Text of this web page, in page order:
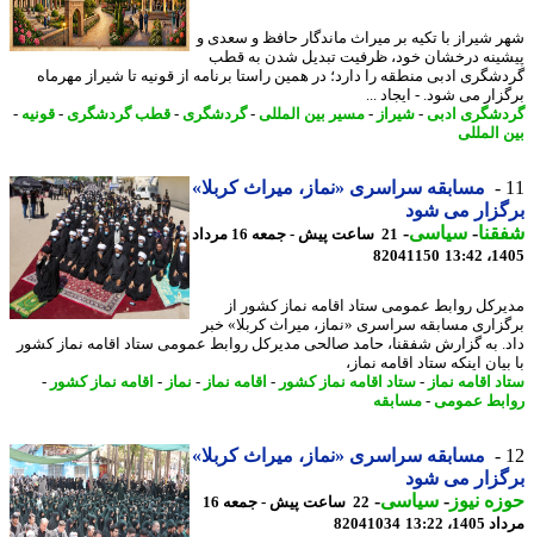
شیراز با تکیه بر میراث ماندگار حافظ و سعدی و
درخشان خود، ظرفیت تبدیل شدن به قطب
ادبی منطقه را دارد؛ در همین راستا برنامه از قونیه تا شیراز مهرماه
می شود. - ایجاد ...
ادبی -شیراز- مسیر بین المللی-گردشگری- قطب گردشگری- قونیه-
المللی
مسابقه سراسری «نماز، میراث کربلا»
می شود
-سیاسی-
21 ساعت پیش - جمعه 16 مرداد
82041150
روابط عمومی ستاد اقامه نماز کشور از
مسابقه سراسری «نماز، میراث کربلا» خبر
به گزارش شفقنا، حامد صالحی مدیرکل روابط عمومی ستاد اقامه نماز کشور
اینکه ستاد اقامه نماز،
اقامه نماز -ستاد اقامه نماز کشور-اقامه نماز -نماز -اقامه نماز کشور-
عمومی-مسابقه
مسابقه سراسری «نماز، میراث کربلا»
می شود
نیوز-سیاسی-
22 ساعت پیش - جمعه 16
13:22
82041034